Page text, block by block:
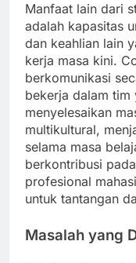
Manfaat lain dari
adalah kapasitas
dan keahlian lain
kerja masa kini.
berkomunikasi
bekerja dalam tim
menyelesaikan
multikultural,
selama masa
berkontribusi
profesional
untuk tantangan
Masalah yang